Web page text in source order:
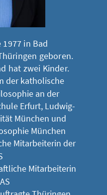
in Bad
geboren.
hat zwei Kinder.
der katholische
an der
Erfurt, Ludwig-
München und
München
Mitarbeiterin der
Mitarbeiterin